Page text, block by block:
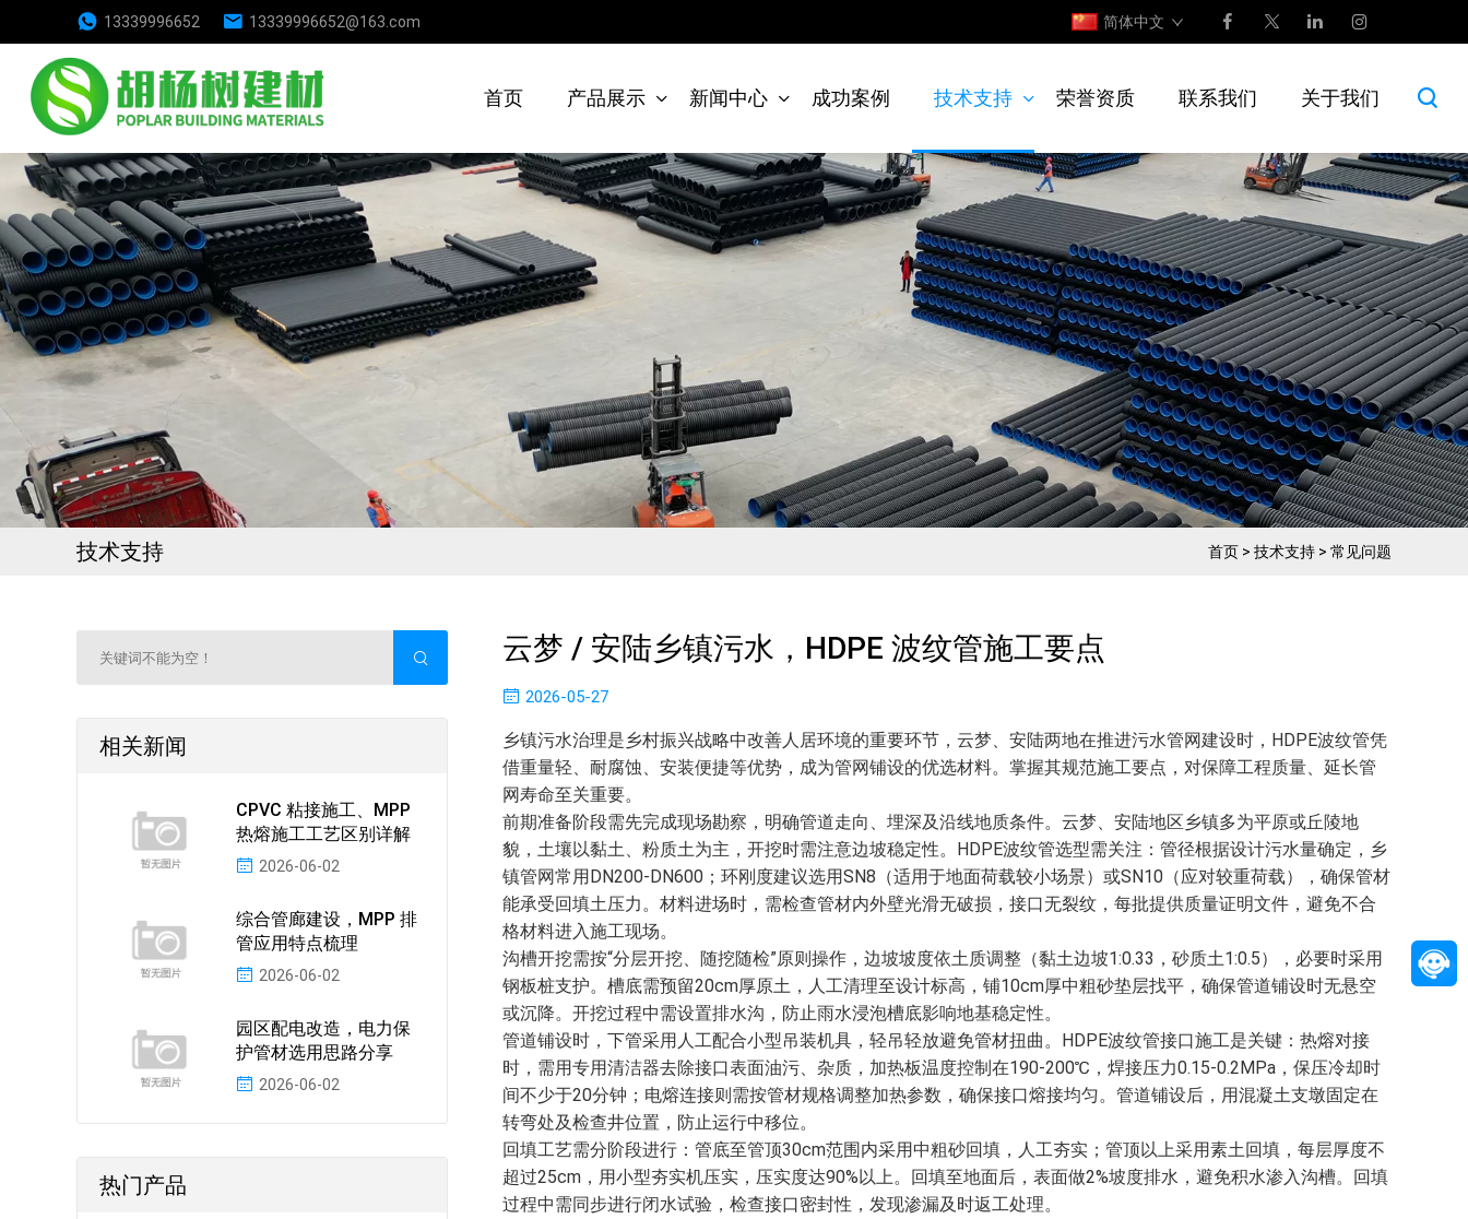
13339996652 13339996652@163.com 简体中文
首页 产品展示 新闻中心 成功案例 技术支持 荣誉资质 联系我们 关于我们
技术支持 首页 > 技术支持 > 常见问题
相关新闻
CPVC 粘接施工、MPP
热熔施工工艺区别详解
2026-06-02
综合管廊建设，MPP 排
管应用特点梳理
2026-06-02
园区配电改造，电力保
护管材选用思路分享
2026-06-02
热门产品
云梦 / 安陆乡镇污水，HDPE 波纹管施工要点
2026-05-27
乡镇污水治理是乡村振兴战略中改善人居环境的重要环节，云梦、安陆两地在推进污水管网建设时，HDPE波纹管凭
借重量轻、耐腐蚀、安装便捷等优势，成为管网铺设的优选材料。掌握其规范施工要点，对保障工程质量、延长管
网寿命至关重要。
前期准备阶段需先完成现场勘察，明确管道走向、埋深及沿线地质条件。云梦、安陆地区乡镇多为平原或丘陵地
貌，土壤以黏土、粉质土为主，开挖时需注意边坡稳定性。HDPE波纹管选型需关注：管径根据设计污水量确定，乡
镇管网常用DN200-DN600；环刚度建议选用SN8（适用于地面荷载较小场景）或SN10（应对较重荷载），确保管材
能承受回填土压力。材料进场时，需检查管材内外壁光滑无破损，接口无裂纹，每批提供质量证明文件，避免不合
格材料进入施工现场。
沟槽开挖需按“分层开挖、随挖随检”原则操作，边坡坡度依土质调整（黏土边坡1:0.33，砂质土1:0.5），必要时采用
钢板桩支护。槽底需预留20cm厚原土，人工清理至设计标高，铺10cm厚中粗砂垫层找平，确保管道铺设时无悬空
或沉降。开挖过程中需设置排水沟，防止雨水浸泡槽底影响地基稳定性。
管道铺设时，下管采用人工配合小型吊装机具，轻吊轻放避免管材扭曲。HDPE波纹管接口施工是关键：热熔对接
时，需用专用清洁器去除接口表面油污、杂质，加热板温度控制在190-200℃，焊接压力0.15-0.2MPa，保压冷却时
间不少于20分钟；电熔连接则需按管材规格调整加热参数，确保接口熔接均匀。管道铺设后，用混凝土支墩固定在
转弯处及检查井位置，防止运行中移位。
回填工艺需分阶段进行：管底至管顶30cm范围内采用中粗砂回填，人工夯实；管顶以上采用素土回填，每层厚度不
超过25cm，用小型夯实机压实，压实度达90%以上。回填至地面后，表面做2%坡度排水，避免积水渗入沟槽。回填
过程中需同步进行闭水试验，检查接口密封性，发现渗漏及时返工处理。